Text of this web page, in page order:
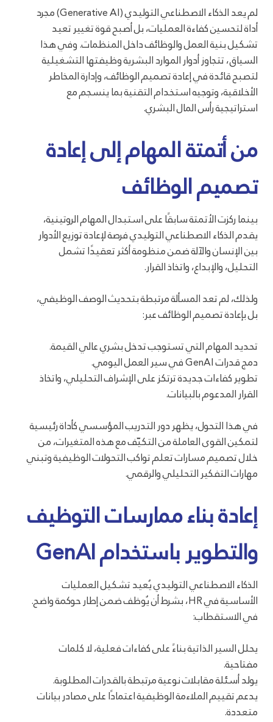
لم يعد الذكاء الاصطناعي التوليدي (Generative AI) مجرد
أداة لتحسين كفاءة العمليات، بل أصبح قوة تغيير تعيد
تشكيل بنية العمل والوظائف داخل المنظمات. وفي هذا
السياق، تتجاوز أدوار الموارد البشرية وظيفتها التشغيلية
لتصبح قائدة في إعادة تصميم الوظائف، وإدارة المخاطر
الأخلاقية، وتوجيه استخدام التقنية بما ينسجم مع
استراتيجية رأس المال البشري.
من أتمتة المهام إلى إعادة
تصميم الوظائف
بينما ركزت الأتمتة سابقًا على استبدال المهام الروتينية،
يقدم الذكاء الاصطناعي التوليدي فرصة لإعادة توزيع الأدوار
بين الإنسان والآلة ضمن منظومة أكثر تعقيدًا تشمل
التحليل، والإبداع، واتخاذ القرار.
ولذلك، لم تعد المسألة مرتبطة بتحديث الوصف الوظيفي،
بل بإعادة تصميم الوظائف عبر:
تحديد المهام التي تستوجب تدخل بشري عالي القيمة.
دمج قدرات GenAI في سير العمل اليومي.
تطوير كفاءات جديدة ترتكز على الإشراف التحليلي، واتخاذ
القرار المدعوم بالبيانات.
في هذا التحول، يظهر دور التدريب المؤسسي كأداة رئيسية
لتمكين القوى العاملة من التكيّف مع هذه المتغيرات، من
خلال تصميم مسارات تعلم تواكب التحولات الوظيفية وتبني
مهارات التفكير التحليلي والرقمي.
إعادة بناء ممارسات التوظيف
والتطوير باستخدام GenAI
الذكاء الاصطناعي التوليدي يُعيد تشكيل العمليات
الأساسية في HR، بشرط أن يُوظف ضمن إطار حوكمة واضح.
في الاستقطاب:
يحلل السير الذاتية بناءً على كفاءات فعلية، لا كلمات
مفتاحية.
يولد أسئلة مقابلات نوعية مرتبطة بالقدرات المطلوبة.
يدعم تقييم الملاءمة الوظيفية اعتمادًا على مصادر بيانات
متعددة.